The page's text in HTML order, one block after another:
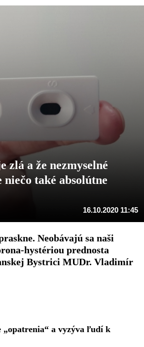
a že nezmyselné
také absolútne
16.10.2020 11:45
Neobávajú sa naši
hystériou prednosta
Bystrici MUDr. Vladimír
„opatrenia“ a vyzýva ľudí k